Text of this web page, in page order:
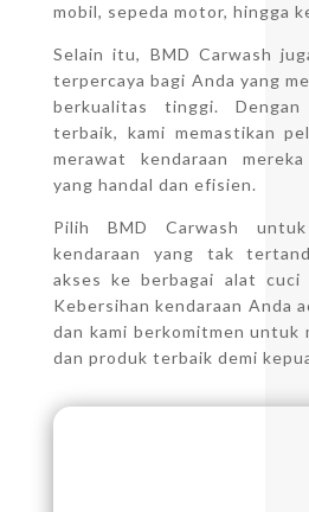
mobil, sepeda motor, hingga
Selain itu, BMD Carwash
terpercaya bagi Anda yang
berkualitas tinggi.
terbaik, kami memastikan
merawat kendaraan
yang handal dan efisien.
Pilih BMD Carwash
kendaraan yang tak
akses ke berbagai alat cuci
Kebersihan kendaraan Anda
dan kami berkomitmen untuk
dan produk terbaik demi